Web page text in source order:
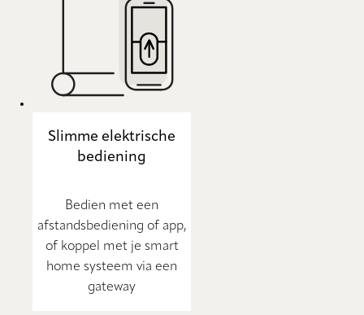
Slimme elektrische
bediening
Bedien met een
afstandsbediening of app,
of koppel met je smart
home systeem via een
gateway